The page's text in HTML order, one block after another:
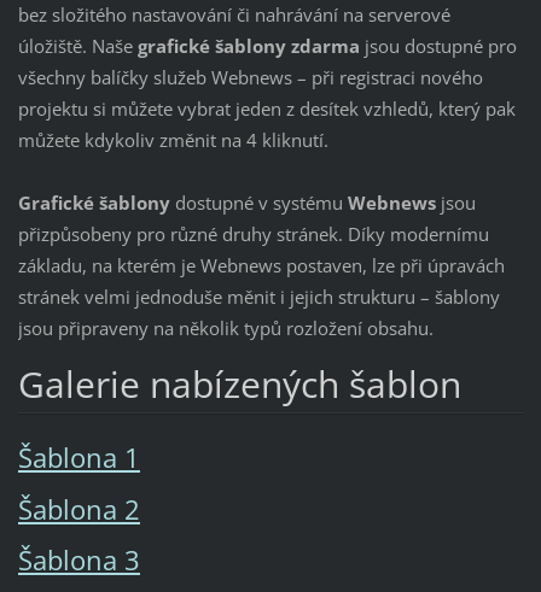
bez složitého nastavování či nahrávání na serverové
úložiště. Naše grafické šablony zdarma jsou dostupné pro
všechny balíčky služeb Webnews – při registraci nového
projektu si můžete vybrat jeden z desítek vzhledů, který pak
můžete kdykoliv změnit na 4 kliknutí.
Grafické šablonydostupné v systému Webnewsjsou
přizpůsobeny pro různé druhy stránek. Díky modernímu
základu, na kterém je Webnews postaven, lze při úpravách
stránek velmi jednoduše měnit i jejich strukturu – šablony
jsou připraveny na několik typů rozložení obsahu.
Galerie nabízených šablon
Šablona 1
Šablona 2
Šablona 3